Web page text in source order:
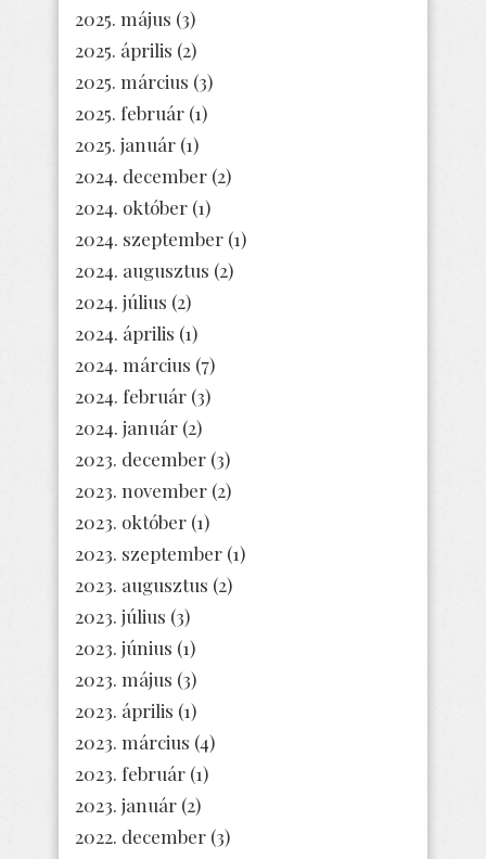
2025. május (3)
2025. április (2)
2025. március (3)
2025. február (1)
2025. január (1)
2024. december (2)
2024. október (1)
2024. szeptember (1)
2024. augusztus (2)
2024. július (2)
2024. április (1)
2024. március (7)
2024. február (3)
2024. január (2)
2023. december (3)
2023. november (2)
2023. október (1)
2023. szeptember (1)
2023. augusztus (2)
2023. július (3)
2023. június (1)
2023. május (3)
2023. április (1)
2023. március (4)
2023. február (1)
2023. január (2)
2022. december (3)